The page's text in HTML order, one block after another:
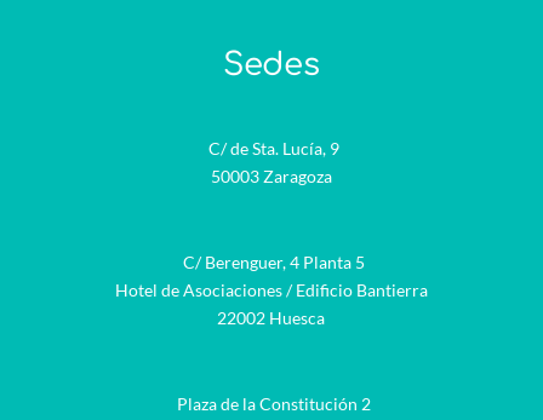
Sedes
C/ de Sta. Lucía, 9
50003 Zaragoza
C/ Berenguer, 4 Planta 5
Hotel de Asociaciones / Edificio Bantierra
22002 Huesca
Plaza de la Constitución 2